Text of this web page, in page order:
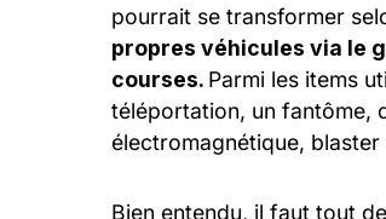
pourrait se transformer
propres véhicules via le
courses. Parmi les items
téléportation, un fantôme,
électromagnétique,
Bien entendu, il faut tout